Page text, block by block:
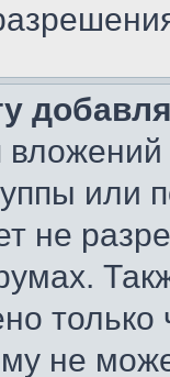
или
не
не